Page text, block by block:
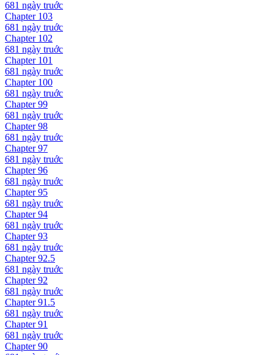
681 ngày truớc
Chapter 103
681 ngày truớc
Chapter 102
681 ngày truớc
Chapter 101
681 ngày truớc
Chapter 100
681 ngày truớc
Chapter99
681 ngày truớc
Chapter98
681 ngày truớc
Chapter97
681 ngày truớc
Chapter96
681 ngày truớc
Chapter95
681 ngày truớc
Chapter94
681 ngày truớc
Chapter93
681 ngày truớc
Chapter92.5
681 ngày truớc
Chapter92
681 ngày truớc
Chapter91.5
681 ngày truớc
Chapter91
681 ngày truớc
Chapter90